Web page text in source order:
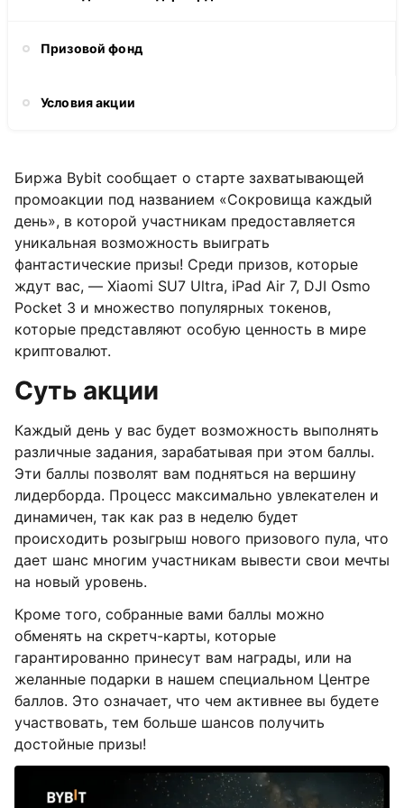
Призовой фонд
Условия акции
Биржа Bybit сообщает о старте захватывающей
промоакции под названием «Сокровища каждый
день», в которой участникам предоставляется
уникальная возможность выиграть
фантастические призы! Среди призов, которые
ждут вас, — Xiaomi SU7 Ultra, iPad Air 7, DJI Osmo
Pocket 3 и множество популярных токенов,
которые представляют особую ценность в мире
криптовалют.
Суть акции
Каждый день у вас будет возможность выполнять
различные задания, зарабатывая при этом баллы.
Эти баллы позволят вам подняться на вершину
лидерборда. Процесс максимально увлекателен и
динамичен, так как раз в неделю будет
происходить розыгрыш нового призового пула, что
дает шанс многим участникам вывести свои мечты
на новый уровень.
Кроме того, собранные вами баллы можно
обменять на скретч-карты, которые
гарантированно принесут вам награды, или на
желанные подарки в нашем специальном Центре
баллов. Это означает, что чем активнее вы будете
участвовать, тем больше шансов получить
достойные призы!